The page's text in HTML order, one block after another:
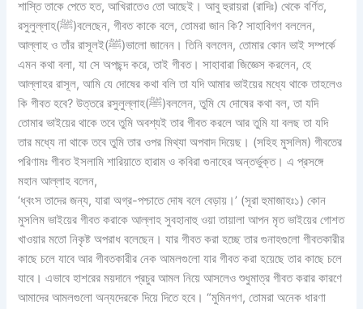
শাস্তি তাকে পেতে হত, আখিরাতেও তো আছেই। আবু হুরায়রা (রাদিঃ) থেকে বর্ণিত,
রসুলুল্লাহ(ﷺ)বলেছেন, গীবত কাকে বলে, তোমরা জান কি? সাহাবিগণ বললেন,
আল্লাহ ও তাঁর রাসূলই(ﷺ)ভালো জানেন। তিনি বললেন, তোমার কোন ভাই সম্পর্কে
এমন কথা বলা, যা সে অপছন্দ করে, তাই গীবত। সাহাবারা জিজ্ঞেস করলেন, হে
আল্লাহর রাসূল, আমি যে দোষের কথা বলি তা যদি আমার ভাইয়ের মধ্যে থাকে তাহলেও
কি গীবত হবে? উত্তরে রসুলুল্লাহ(ﷺ)বললেন, তুমি যে দোষের কথা বল, তা যদি
তোমার ভাইয়ের থাকে তবে তুমি অবশ্যই তার গীবত করলে আর তুমি যা বলছ তা যদি
তার মধ্যে না থাকে তবে তুমি তার ওপর মিথ্যা অপবাদ দিয়েছ। (সহিহ মুসলিম)গীবতের
পরিণামঃ গীবত ইসলামি শারিয়াতে হারাম ও কবিরা গুনাহের অন্তর্ভুক্ত। এ প্রসঙ্গে
মহান আল্লাহ বলেন,
‘ধ্বংস তাদের জন্য, যারা অগ্র-পশ্চাতে দোষ বলে বেড়ায়।’ (সূরা হুমাজাহঃ১) কোন
মুসলিম ভাইয়ের গীবত করাকে আল্লাহ সুবহানাহু ওয়া তায়ালা আপন মৃত ভাইয়ের গোশত
খাওয়ার মতো নিকৃষ্ট অপরাধ বলেছেন। যার গীবত করা হচ্ছে তার গুনাহগুলো গীবতকারীর
কাছে চলে যাবে আর গীবতকারীর নেক আমলগুলো যার গীবত করা হয়েছে তার কাছে চলে
যাবে। এভাবে হাশরের ময়দানে প্রচুর আমল নিয়ে আসলেও শুধুমাত্র গীবত করার কারণে
আমাদের আমলগুলো অন্যদেরকে দিয়ে দিতে হবে। “মুমিনগণ, তোমরা অনেক ধারণা